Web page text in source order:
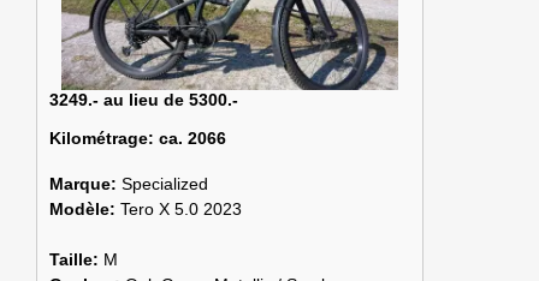
3249.- au lieu de 5300.-
Kilométrage: ca. 2066
Marque: Specialized
Modèle: Tero X 5.0 2023
Taille: M